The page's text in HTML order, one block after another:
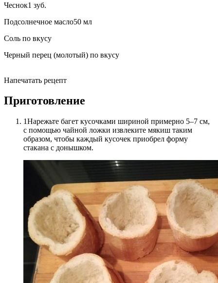
Чеснок1 зуб.
Подсолнечное масло50 мл
Соль по вкусу
Черный перец (молотый) по вкусу
Напечатать рецепт
Приготовление
1Нарежьте багет кусочками шириной примерно 5–7 см,
с помощью чайной ложки извлеките мякиш таким
образом, чтобы каждый кусочек приобрел форму
стакана с донышком.